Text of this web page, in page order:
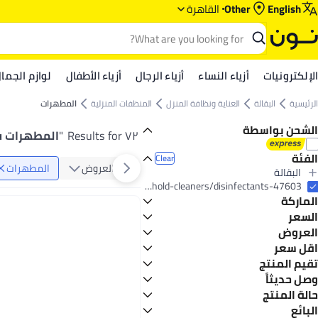
English
Other القاهرة
الإلكترونيات أزياء النساء أزياء الرجال أزياء الأطفال لوازم
الرئيسية البقالة العناية ونظافة المنزل المنظفات المنزلية المطهرات
الشحن بواسطة
الفئة
Clear
البقالة
All البقالة
العناية ونظافة المنزل
All العناية ونظافة المنزل
المنظفات المنزلية
All المنظفات المنزلية
المطهرات
grocery-store/home-care-and-cleaning/household-cleaners/disinfectants-47603
الماركة
شيكو
Generic
رينول
نادس
كلوركس
فاى
السعر
GO العروض
عروض السوبرماركت 🛒
اقل سعر
أقل سعر في السنة
أقل سعر في 30 يوم
أقل سعر في 7 يوم
تقيم المنتج
0 Star or more
4.4
5
وصل حديثاً
آخر 7 أيام
آخر 30 يوماً
حالة المنتج
جديد
البائع
٧٢ Results for "
العروض
المطهرات